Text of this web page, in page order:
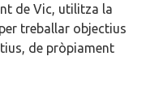
de Vic, utilitza la
treballar objectius
de pròpiament